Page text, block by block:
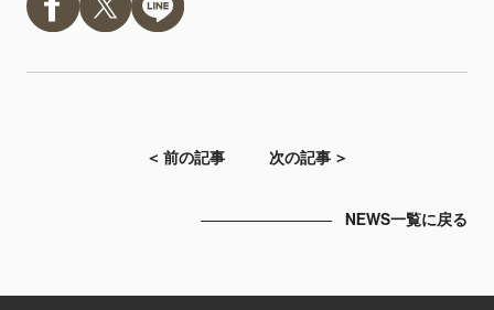
＜ 前の記事 次の記事 ＞
NEWS一覧に戻る